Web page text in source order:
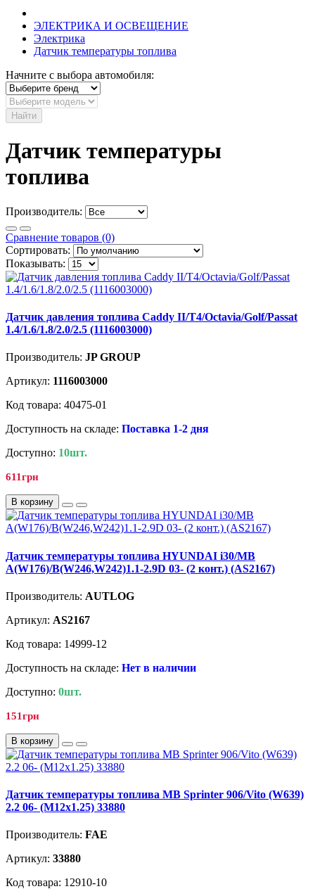
ЭЛЕКТРИКА И ОСВЕЩЕНИЕ
Электрика
Датчик температуры топлива
Начните с выбора автомобиля:
Найти
Датчик температуры
топлива
Производитель:
Сравнение товаров (0)
Сортировать:
Показывать:
Датчик давления топлива Caddy II/T4/Octavia/Golf/Passat
1.4/1.6/1.8/2.0/2.5 (1116003000)
Производитель: JP GROUP
Артикул: 1116003000
Код товара: 40475-01
Доступность на складе: Поставка 1-2 дня
Доступно: 10шт.
611грн
В корзину
Датчик температуры топлива HYUNDAI i30/MB
A(W176)/B(W246,W242)1.1-2.9D 03- (2 конт.) (AS2167)
Производитель: AUTLOG
Артикул: AS2167
Код товара: 14999-12
Доступность на складе: Нет в наличии
Доступно: 0шт.
151грн
В корзину
Датчик температуры топлива MB Sprinter 906/Vito (W639)
2.2 06- (M12x1.25) 33880
Производитель: FAE
Артикул: 33880
Код товара: 12910-10